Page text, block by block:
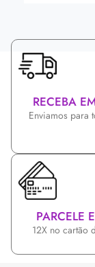
RECEBA
Enviamos para
PARCELE
12X no cartão